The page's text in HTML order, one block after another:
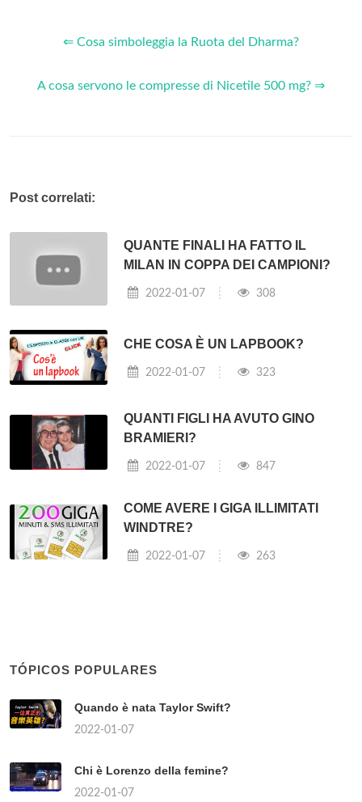
⇐ Cosa simboleggia la Ruota del Dharma?
A cosa servono le compresse di Nicetile 500 mg? ⇒
Post correlati:
QUANTE FINALI HA FATTO IL
MILAN IN COPPA DEI CAMPIONI?
2022-01-07 308
CHE COSA È UN LAPBOOK?
2022-01-07 323
QUANTI FIGLI HA AVUTO GINO
BRAMIERI?
2022-01-07 847
COME AVERE I GIGA ILLIMITATI
WINDTRE?
2022-01-07 263
TÓPICOS POPULARES
Quando è nata Taylor Swift?
2022-01-07
Chi è Lorenzo della femine?
2022-01-07